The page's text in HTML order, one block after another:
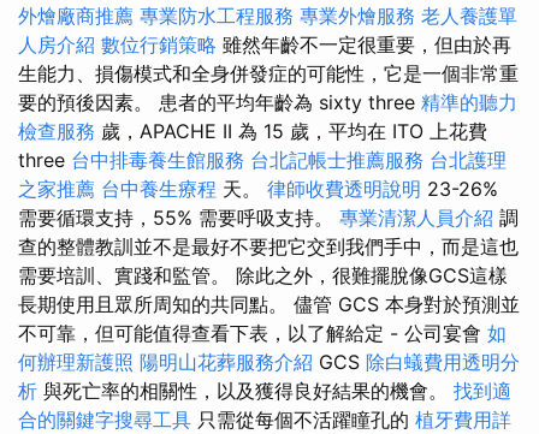
外燴廠商推薦 專業防水工程服務 專業外燴服務 老人養護單
人房介紹 數位行銷策略 雖然年齡不一定很重要，但由於再
生能力、損傷模式和全身併發症的可能性，它是一個非常重
要的預後因素。 患者的平均年齡為 sixty three 精準的聽力
檢查服務 歲，APACHE II 為 15 歲，平均在 ITO 上花費
three 台中排毒養生館服務 台北記帳士推薦服務 台北護理
之家推薦 台中養生療程 天。 律師收費透明說明 23-26%
需要循環支持，55% 需要呼吸支持。 專業清潔人員介紹 調
查的整體教訓並不是最好不要把它交到我們手中，而是這也
需要培訓、實踐和監管。 除此之外，很難擺脫像GCS這樣
長期使用且眾所周知的共同點。 儘管 GCS 本身對於預測並
不可靠，但可能值得查看下表，以了解給定 - 公司宴會 如
何辦理新護照 陽明山花葬服務介紹 GCS 除白蟻費用透明分
析 與死亡率的相關性，以及獲得良好結果的機會。 找到適
合的關鍵字搜尋工具 只需從每個不活躍瞳孔的 植牙費用詳